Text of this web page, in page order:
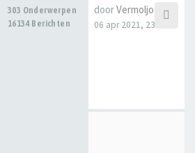
303 Onderwerpen
16134 Berichten
doorVermoljoen
06 apr 2021, 23:25